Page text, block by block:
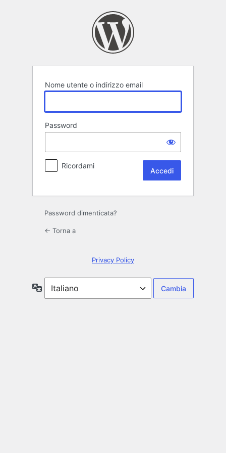
Nome utente o indirizzo email
Password
Ricordami
Password dimenticata?
← Torna a
Privacy Policy
Lingua